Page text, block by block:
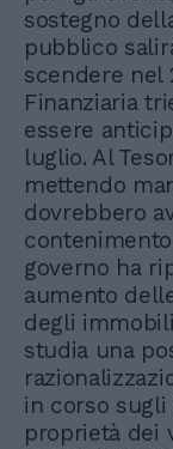
sostegno
pubblico
scendere nel
Finanziaria
essere
luglio. Al
mettendo
dovrebbero
governo ha
aumento
degli
studia una
in corso
proprietà dei